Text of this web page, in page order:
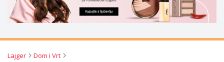
Lajger
Dom i Vrt